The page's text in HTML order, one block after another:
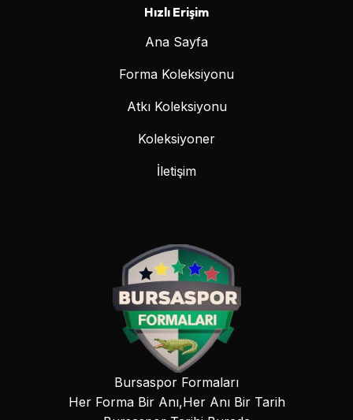
Hızlı Erişim
Ana Sayfa
Forma Koleksiyonu
Atkı Koleksiyonu
Koleksiyoner
İletişim
Bursaspor Formaları
Her Forma Bir Anı,Her Anı Bir Tarih